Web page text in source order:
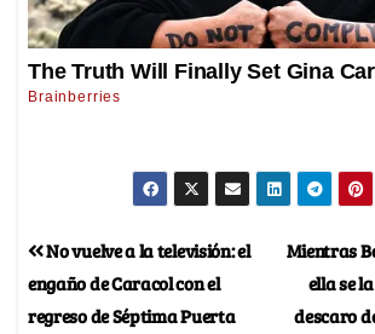
Mientras
ella se
descaro
No vuelve a la televisión: el
engaño de Caracol con el
regreso de Séptima Puerta